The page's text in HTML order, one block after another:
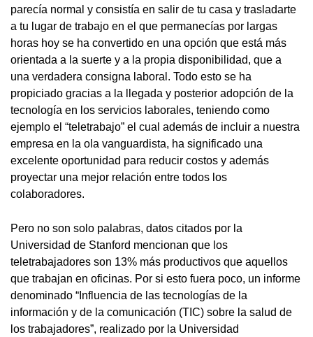
parecía normal y consistía en salir de tu casa y trasladarte
a tu lugar de trabajo en el que permanecías por largas
horas hoy se ha convertido en una opción que está más
orientada a la suerte y a la propia disponibilidad, que a
una verdadera consigna laboral. Todo esto se ha
propiciado gracias a la llegada y posterior adopción de la
tecnología en los servicios laborales, teniendo como
ejemplo el “teletrabajo” el cual además de incluir a nuestra
empresa en la ola vanguardista, ha significado una
excelente oportunidad para reducir costos y además
proyectar una mejor relación entre todos los
colaboradores.
Pero no son solo palabras, datos citados por la
Universidad de Stanford mencionan que los
teletrabajadores son 13% más productivos que aquellos
que trabajan en oficinas. Por si esto fuera poco, un informe
denominado “Influencia de las tecnologías de la
información y de la comunicación (TIC) sobre la salud de
los trabajadores”, realizado por la Universidad